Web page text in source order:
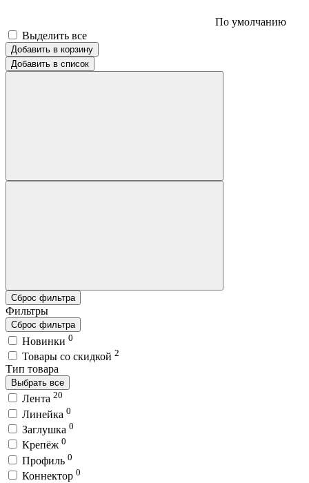
По умолчанию
Выделить все
Добавить в корзину
Добавить в список
Сброс фильтра
Фильтры
Сброс фильтра
Новинки 0
Товары со скидкой 2
Тип товара
Выбрать все
Лента 20
Линейка 0
Заглушка 0
Крепёж 0
Профиль 0
Коннектор 0